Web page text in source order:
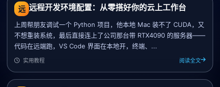
远 远程开发环境配置：从零搭好你的云上工作台
上周帮朋友调试一个 Python 项目，他本地 Mac 装不了 CUDA，又
不想重装系统，最后直接连上了公司那台带 RTX4090 的服务器——
代码在远端跑，VS Code 界面在本地开，终端、...
实用教程 阅读全文